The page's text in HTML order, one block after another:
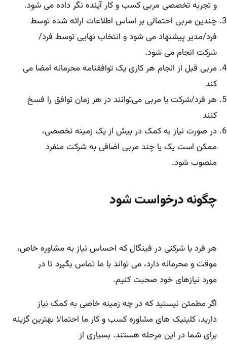
و تجربه تخصصی مربی کسب و کار آینده نگر داده می شود.
چندین مربی احتمالی بر اساس اطلاعات ارائه شده توسط
فرد/مدیر پیشنهاد می شود و انتخاب نهایی توسط فرد/
شرکت انجام می شود.
مربی قبل از انجام هر کاری یک توافقنامه محرمانه امضا می
کند
هر فرد/شرکت یا مربی می‌توانند در هر زمان توافق را فسخ
کنند
در صورت نیاز به کمک در بیش از یک زمینه تخصصی،
ممکن است یک یا چند مربی اضافی به شرکت منفرد
منصوب شود.
چگونه درخواست شود
هر فرد یا شرکتی در فینگال که احساس نیاز به مشاوره خاص،
موقت و محرمانه دارد، می تواند با ما تماس بگیرد تا در
مورد نیازهای خود صحبت کنیم.
اگر مطمئن نیستید که در چه زمینه خاصی به کمک نیاز
دارید، کلینیک های مشاوره کسب و کار ما احتمالا بهترین گزینه
برای شما در این مرحله هستند. بسیاری از